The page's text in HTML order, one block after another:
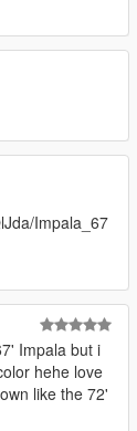
Impala_67
Impala but i
hehe love
like the 72'